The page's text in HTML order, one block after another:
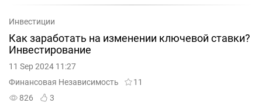
Инвестиции
Как заработать на изменении ключевой ставки?
Инвестирование
11 Sep 2024 11:27
Финансовая Независимость
11
826
3